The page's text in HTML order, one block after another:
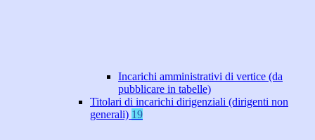
Incarichi amministrativi di vertice (da
pubblicare in tabelle)
Titolari di incarichi dirigenziali (dirigenti non
generali) 19